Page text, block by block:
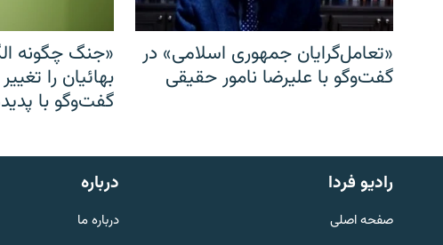
English
به ما بپیوندید
«تعامل‌گرایان جمهوری اسلامی» در
گفت‌وگو با علیرضا نامور حقیقی
«جنگ چگونه
بهائیان را
گفت‌وگو با
رادیو فردا
صفحه اصلی
درباره
درباره ما